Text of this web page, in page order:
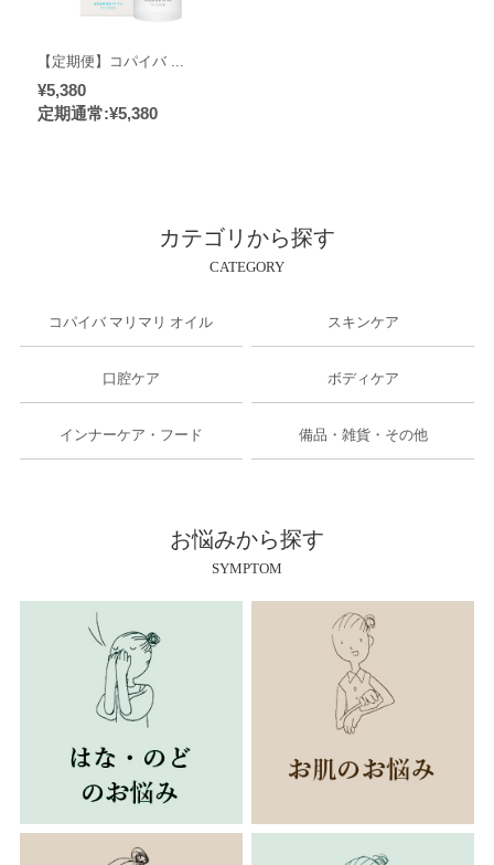
【定期便】コパイバ ...
¥5,380
定期通常:¥5,380
カテゴリから探す
CATEGORY
コパイバ マリマリ オイル スキンケア
口腔ケア ボディケア
インナーケア・フード 備品・雑貨・その他
お悩みから探す
SYMPTOM